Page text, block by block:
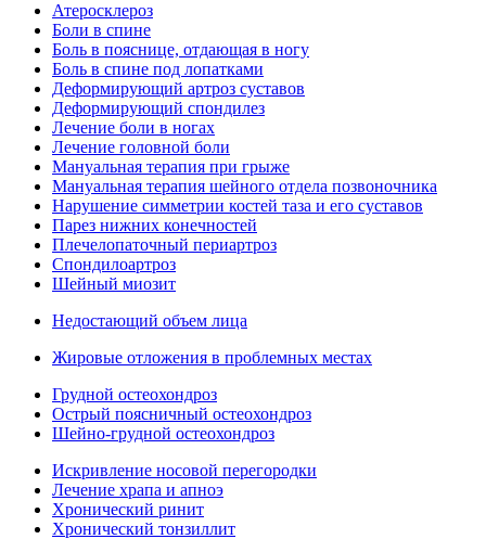
Атеросклероз
Боли в спине
Боль в пояснице, отдающая в ногу
Боль в спине под лопатками
Деформирующий артроз суставов
Деформирующий спондилез
Лечение боли в ногах
Лечение головной боли
Мануальная терапия при грыже
Мануальная терапия шейного отдела позвоночника
Нарушение симметрии костей таза и его суставов
Парез нижних конечностей
Плечелопаточный периартроз
Спондилоартроз
Шейный миозит
Недостающий объем лица
Жировые отложения в проблемных местах
Грудной остеохондроз
Острый поясничный остеохондроз
Шейно-грудной остеохондроз
Искривление носовой перегородки
Лечение храпа и апноэ
Хронический ринит
Хронический тонзиллит